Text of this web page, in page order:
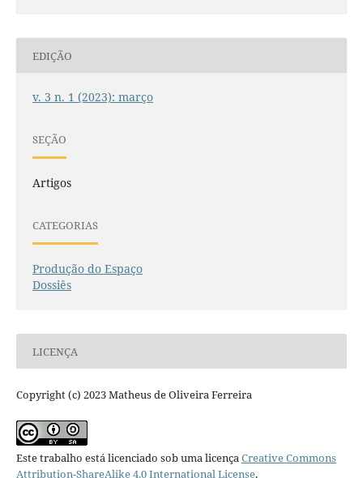
EDIÇÃO
v. 3 n. 1 (2023): março
SEÇÃO
Artigos
CATEGORIAS
Produção do Espaço
Dossiês
LICENÇA
Copyright (c) 2023 Matheus de Oliveira Ferreira
Este trabalho está licenciado sob uma licençaCreative Commons
Attribution-ShareAlike 4.0 International License.